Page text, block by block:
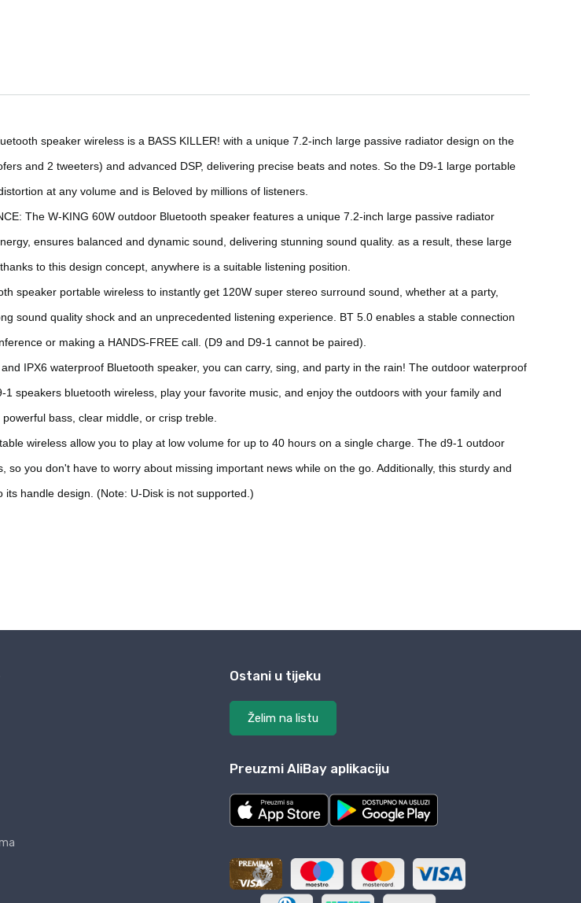
Ostani u tijeku
Želim na listu
Preuzmi AliBay aplikaciju